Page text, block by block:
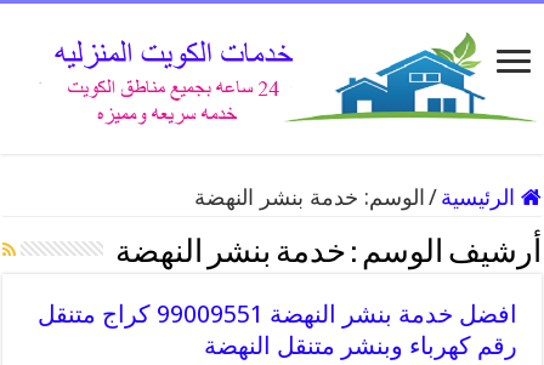
الرئيسية / الوسم: خدمة بنشر النهضة
أرشيف الوسم : خدمة بنشر النهضة
افضل خدمة بنشر النهضة 99009551 كراج متنقل
رقم كهرباء وبنشر متنقل النهضة